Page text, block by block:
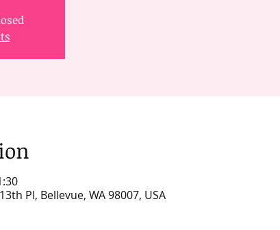
Pl, Bellevue, WA 98007, USA